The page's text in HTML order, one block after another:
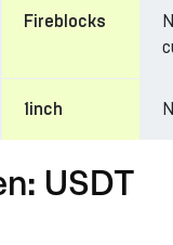
Fireblocks
1inch
USDT